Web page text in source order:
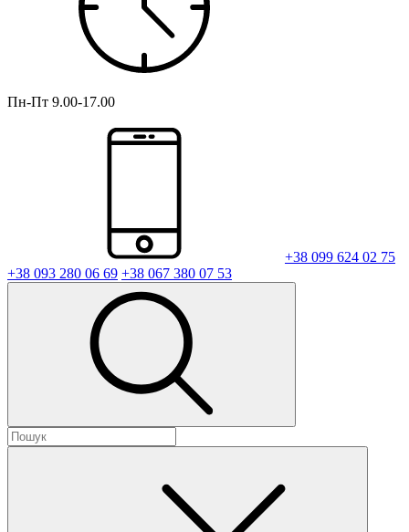
Пн-Пт 9.00-17.00
+38 099 624 02 75
+38 093 280 06 69 +38 067 380 07 53